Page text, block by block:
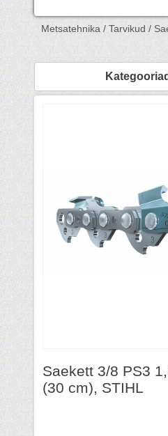
Metsatehnika / Tarvikud /
Kategooriad
Saekett 3/8 PS3
(30 cm), STIHL